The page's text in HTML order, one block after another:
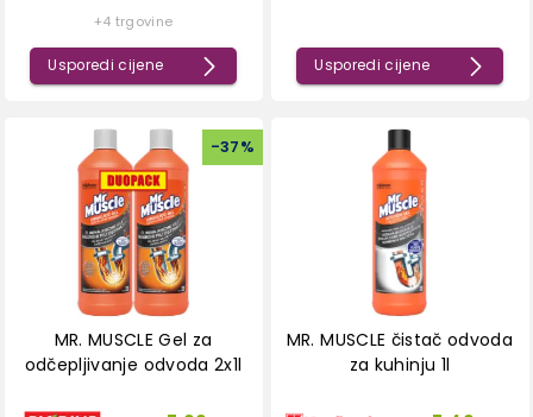
+4 trgovine
Usporedi cijene Usporedi cijene
-37%
MR. MUSCLE Gel za
odčepljivanje odvoda 2x1l
MR. MUSCLE čistač odvoda
za kuhinju 1l